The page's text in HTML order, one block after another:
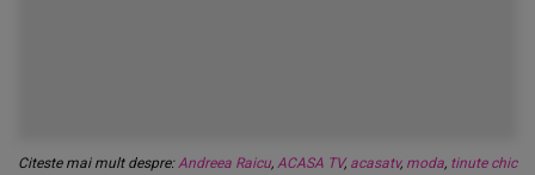
Citeste mai mult despre:Andreea Raicu, ACASA TV, acasatv, moda, tinute chic